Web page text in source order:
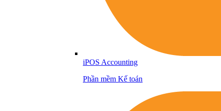
iPOS Accounting
Phần mềm Kế toán